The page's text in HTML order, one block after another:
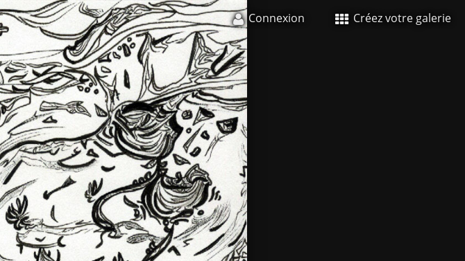
Connexion Créez votre galerie